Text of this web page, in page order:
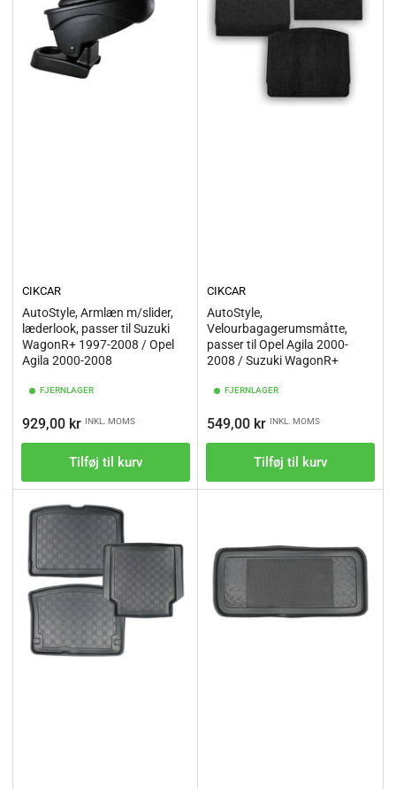
CIKCAR
AutoStyle, Armlæn m/slider,
læderlook, passer til Suzuki
WagonR+ 1997-2008 / Opel
Agila 2000-2008
FJERNLAGER
Vejl.pris
929,00 kr INKL. MOMS
Tilføj til kurv
CIKCAR
AutoStyle,
Velourbagagerumsmåtte,
passer til Opel Agila 2000-
2008 / Suzuki WagonR+
FJERNLAGER
Vejl.pris
549,00 kr INKL. MOMS
Tilføj til kurv